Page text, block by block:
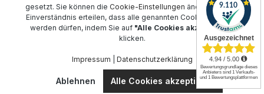
gesetzt. Sie können die Cookie-Einstellungen ändern oder Ihr
Einverständnis erteilen, dass alle genannten Cookies gesetzt
werden dürfen, indem Sie auf "Alle Cookies akzeptieren"
klicken.
Impressum Datenschutzerklärung
Ablehnen Alle Cookies akzeptieren